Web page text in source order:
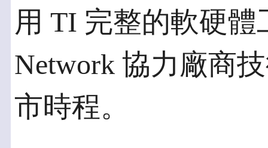
用 TI 完整的軟硬體
Network 協力廠商
市時程。